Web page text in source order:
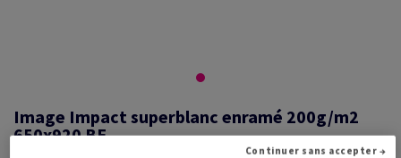
Image Impact superblanc enramé 200g/m2
650x920 BE
Continuer sans accepter →